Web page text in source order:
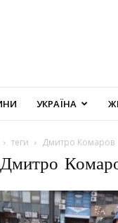
УКРАЇНА
теги Дмитро Комаров